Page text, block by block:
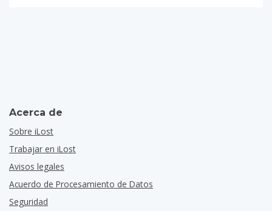
Acerca de
Sobre iLost
Trabajar en iLost
Avisos legales
Acuerdo de Procesamiento de Datos
Seguridad